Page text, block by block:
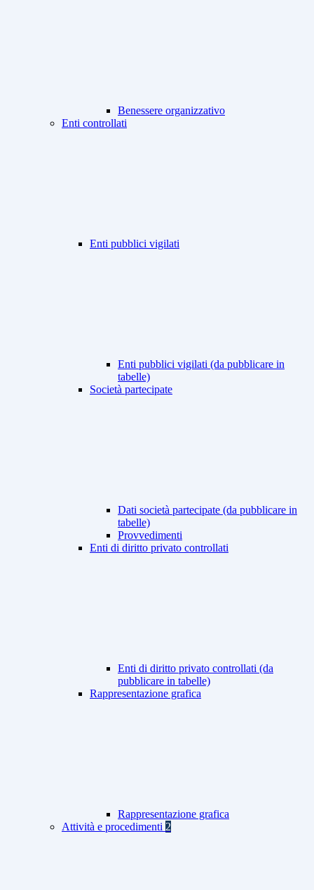
Benessere organizzativo
Enti controllati
Enti pubblici vigilati
Enti pubblici vigilati (da pubblicare in
tabelle)
Società partecipate
Dati società partecipate (da pubblicare in
tabelle)
Provvedimenti
Enti di diritto privato controllati
Enti di diritto privato controllati (da
pubblicare in tabelle)
Rappresentazione grafica
Rappresentazione grafica
Attività e procedimenti 2